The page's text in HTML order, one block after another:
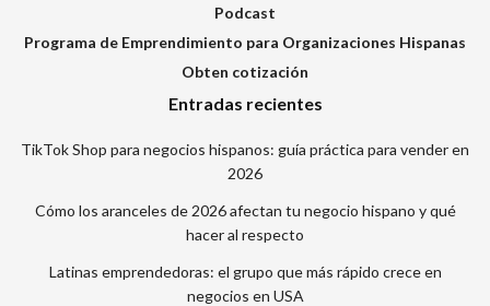
Podcast
Programa de Emprendimiento para Organizaciones Hispanas
Obten cotización
Entradas recientes
TikTok Shop para negocios hispanos: guía práctica para vender en
2026
Cómo los aranceles de 2026 afectan tu negocio hispano y qué
hacer al respecto
Latinas emprendedoras: el grupo que más rápido crece en
negocios en USA